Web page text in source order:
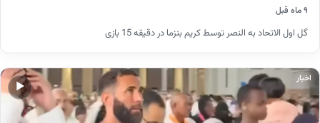
۹ ماه قبل
گل اول الاتحاد به النصر توسط کریم بنزما در دقیقه 15 بازی
▶
اخبار